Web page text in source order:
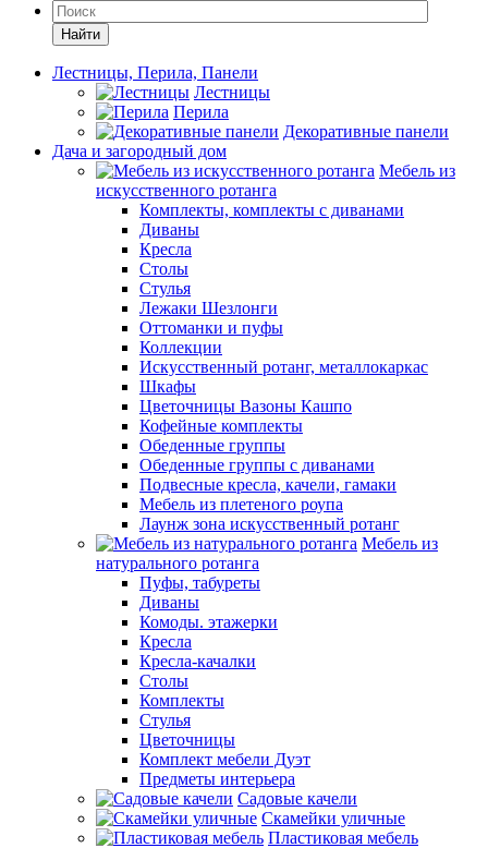
Найти
Лестницы, Перила, Панели
Лестницы
Перила
Декоративные панели
Дача и загородный дом
Мебель из
искусственного ротанга
Комплекты, комплекты с диванами
Диваны
Кресла
Столы
Стулья
Лежаки Шезлонги
Оттоманки и пуфы
Коллекции
Искусственный ротанг, металлокаркас
Шкафы
Цветочницы Вазоны Кашпо
Кофейные комплекты
Обеденные группы
Обеденные группы с диванами
Подвесные кресла, качели, гамаки
Мебель из плетеного роупа
Лаунж зона искусственный ротанг
Мебель из
натурального ротанга
Пуфы, табуреты
Диваны
Комоды. этажерки
Кресла
Кресла-качалки
Столы
Комплекты
Стулья
Цветочницы
Комплект мебели Дуэт
Предметы интерьера
Садовые качели
Скамейки уличные
Пластиковая мебель